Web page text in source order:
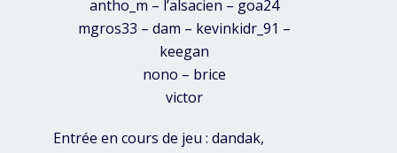
antho_m – l’alsacien – goa24
mgros33 – dam – kevinkidr_91 –
keegan
nono – brice
victor
Entrée en cours de jeu : dandak,